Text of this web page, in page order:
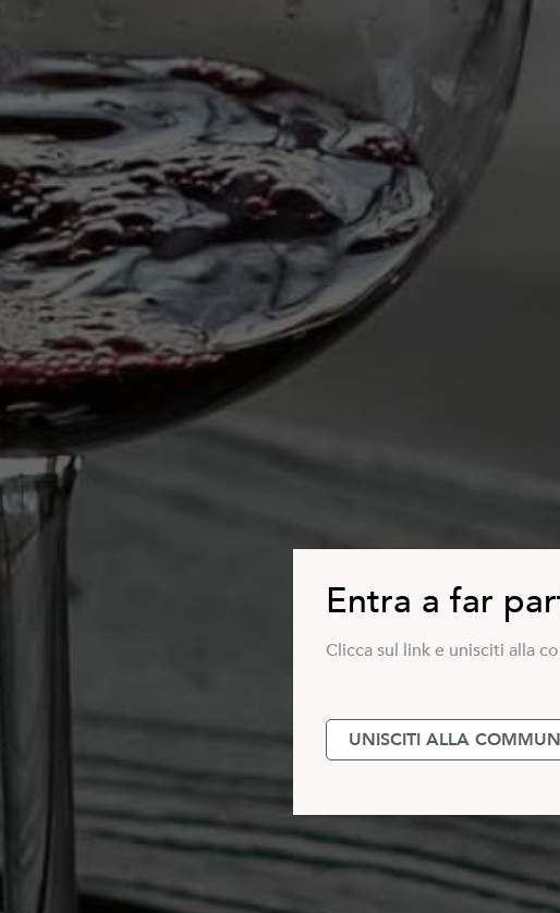
Entra a far
Clicca sul link e unisciti alla
UNISCITI ALLA